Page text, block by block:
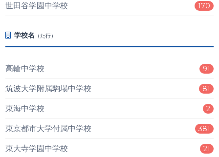
世田谷学園中学校 170
学校名 （た行）
高輪中学校 91
筑波大学附属駒場中学校 81
東海中学校 2
東京都市大学付属中学校 381
東大寺学園中学校 21